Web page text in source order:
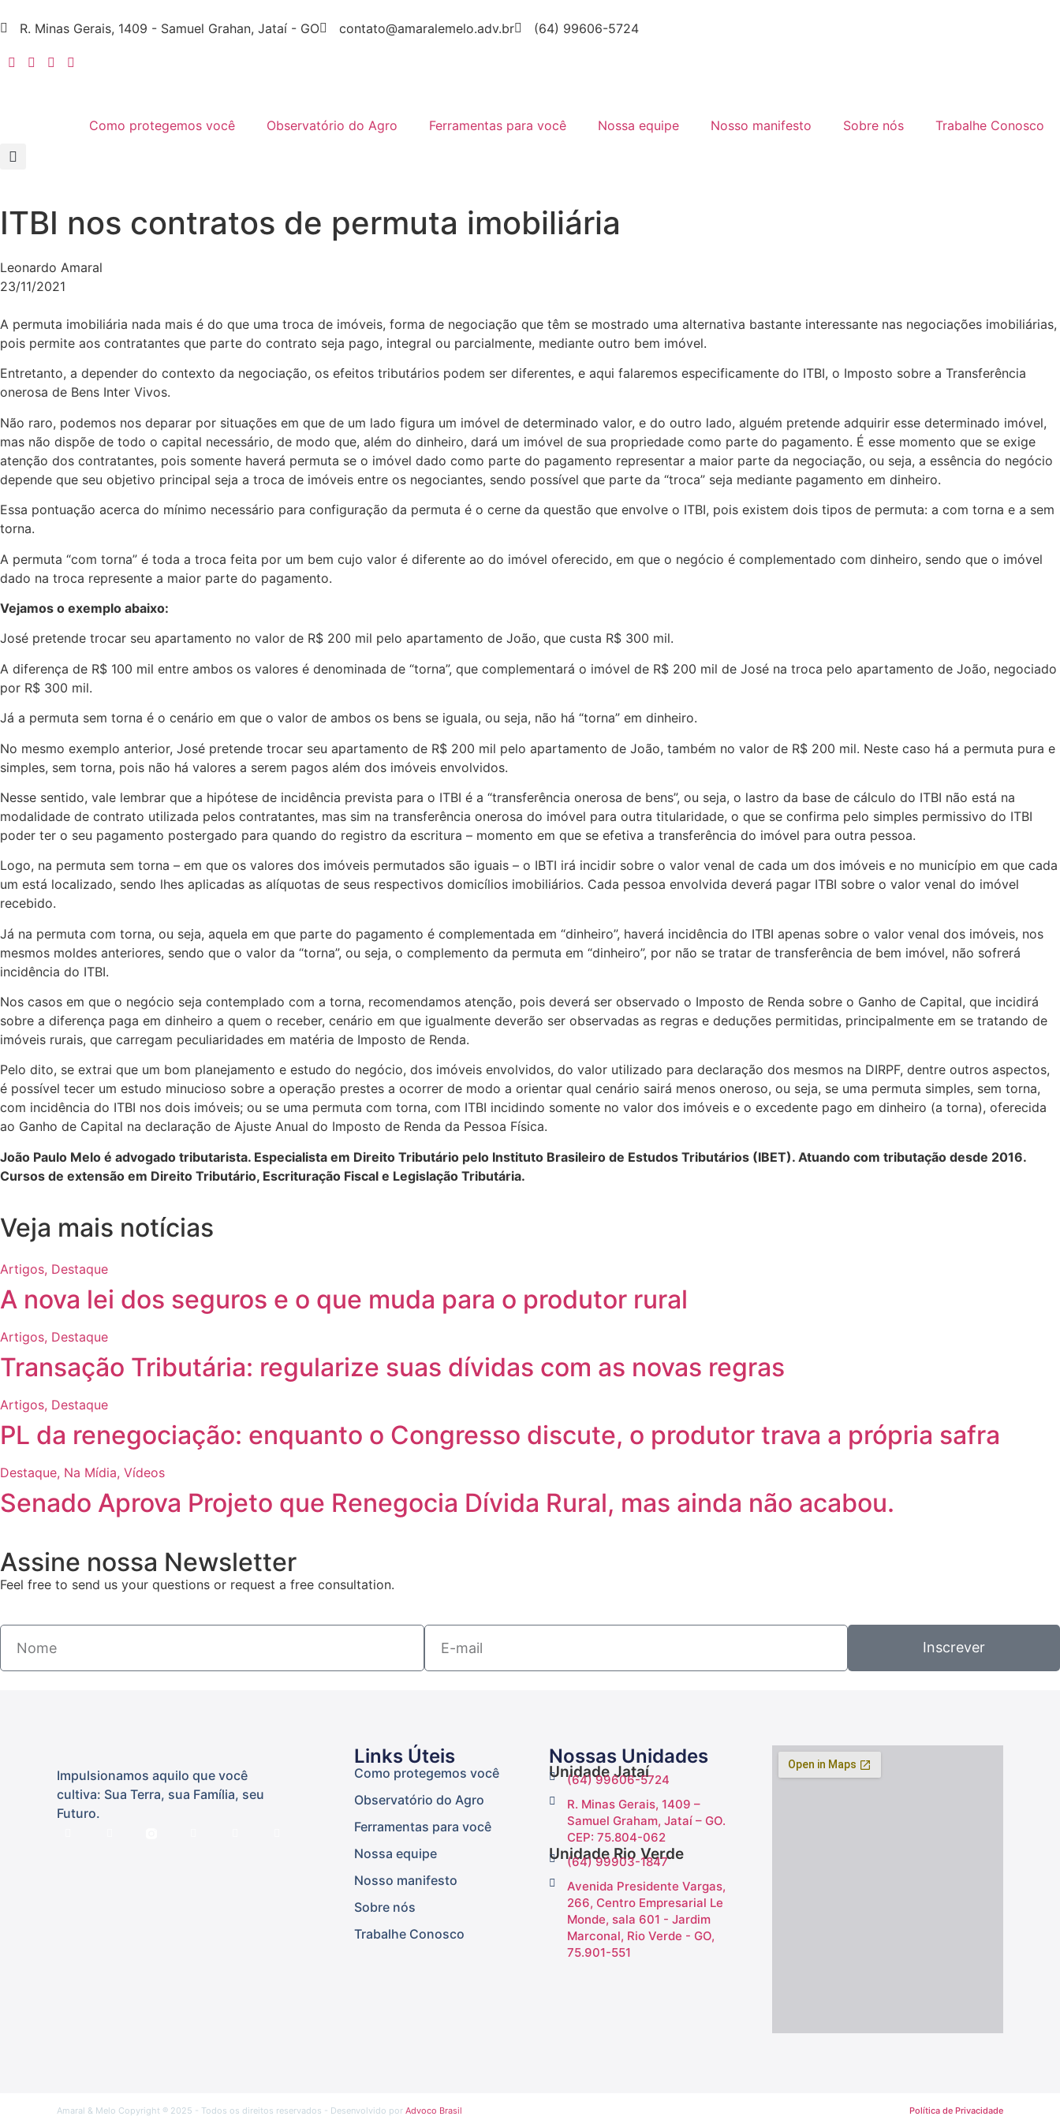
R. Minas Gerais, 1409 - Samuel Grahan, Jataí - GO contato@amaralemelo.adv.br (64) 99606-5724
Como protegemos você Observatório do Agro Ferramentas para você Nossa equipe Nosso manifesto Sobre nós Trabalhe Conosco
ITBI nos contratos de permuta imobiliária
Leonardo Amaral
23/11/2021
A permuta imobiliária nada mais é do que uma troca de imóveis, forma de negociação que têm se mostrado uma alternativa bastante interessante nas negociações imobiliárias,
pois permite aos contratantes que parte do contrato seja pago, integral ou parcialmente, mediante outro bem imóvel.
Entretanto, a depender do contexto da negociação, os efeitos tributários podem ser diferentes, e aqui falaremos especificamente do ITBI, o Imposto sobre a Transferência
onerosa de Bens Inter Vivos.
Não raro, podemos nos deparar por situações em que de um lado figura um imóvel de determinado valor, e do outro lado, alguém pretende adquirir esse determinado imóvel,
mas não dispõe de todo o capital necessário, de modo que, além do dinheiro, dará um imóvel de sua propriedade como parte do pagamento. É esse momento que se exige
atenção dos contratantes, pois somente haverá permuta se o imóvel dado como parte do pagamento representar a maior parte da negociação, ou seja, a essência do negócio
depende que seu objetivo principal seja a troca de imóveis entre os negociantes, sendo possível que parte da “troca” seja mediante pagamento em dinheiro.
Essa pontuação acerca do mínimo necessário para configuração da permuta é o cerne da questão que envolve o ITBI, pois existem dois tipos de permuta: a com torna e a sem
torna.
A permuta “com torna” é toda a troca feita por um bem cujo valor é diferente ao do imóvel oferecido, em que o negócio é complementado com dinheiro, sendo que o imóvel
dado na troca represente a maior parte do pagamento.
Vejamos o exemplo abaixo:
José pretende trocar seu apartamento no valor de R$ 200 mil pelo apartamento de João, que custa R$ 300 mil.
A diferença de R$ 100 mil entre ambos os valores é denominada de “torna”, que complementará o imóvel de R$ 200 mil de José na troca pelo apartamento de João, negociado
por R$ 300 mil.
Já a permuta sem torna é o cenário em que o valor de ambos os bens se iguala, ou seja, não há “torna” em dinheiro.
No mesmo exemplo anterior, José pretende trocar seu apartamento de R$ 200 mil pelo apartamento de João, também no valor de R$ 200 mil. Neste caso há a permuta pura e
simples, sem torna, pois não há valores a serem pagos além dos imóveis envolvidos.
Nesse sentido, vale lembrar que a hipótese de incidência prevista para o ITBI é a “transferência onerosa de bens”, ou seja, o lastro da base de cálculo do ITBI não está na
modalidade de contrato utilizada pelos contratantes, mas sim na transferência onerosa do imóvel para outra titularidade, o que se confirma pelo simples permissivo do ITBI
poder ter o seu pagamento postergado para quando do registro da escritura – momento em que se efetiva a transferência do imóvel para outra pessoa.
Logo, na permuta sem torna – em que os valores dos imóveis permutados são iguais – o IBTI irá incidir sobre o valor venal de cada um dos imóveis e no município em que cada
um está localizado, sendo lhes aplicadas as alíquotas de seus respectivos domicílios imobiliários. Cada pessoa envolvida deverá pagar ITBI sobre o valor venal do imóvel
recebido.
Já na permuta com torna, ou seja, aquela em que parte do pagamento é complementada em “dinheiro”, haverá incidência do ITBI apenas sobre o valor venal dos imóveis, nos
mesmos moldes anteriores, sendo que o valor da “torna”, ou seja, o complemento da permuta em “dinheiro”, por não se tratar de transferência de bem imóvel, não sofrerá
incidência do ITBI.
Nos casos em que o negócio seja contemplado com a torna, recomendamos atenção, pois deverá ser observado o Imposto de Renda sobre o Ganho de Capital, que incidirá
sobre a diferença paga em dinheiro a quem o receber, cenário em que igualmente deverão ser observadas as regras e deduções permitidas, principalmente em se tratando de
imóveis rurais, que carregam peculiaridades em matéria de Imposto de Renda.
Pelo dito, se extrai que um bom planejamento e estudo do negócio, dos imóveis envolvidos, do valor utilizado para declaração dos mesmos na DIRPF, dentre outros aspectos,
é possível tecer um estudo minucioso sobre a operação prestes a ocorrer de modo a orientar qual cenário sairá menos oneroso, ou seja, se uma permuta simples, sem torna,
com incidência do ITBI nos dois imóveis; ou se uma permuta com torna, com ITBI incidindo somente no valor dos imóveis e o excedente pago em dinheiro (a torna), oferecida
ao Ganho de Capital na declaração de Ajuste Anual do Imposto de Renda da Pessoa Física.
João Paulo Melo é advogado tributarista. Especialista em Direito Tributário pelo Instituto Brasileiro de Estudos Tributários (IBET). Atuando com tributação desde 2016.
Cursos de extensão em Direito Tributário, Escrituração Fiscal e Legislação Tributária.
Veja mais notícias
Artigos, Destaque
A nova lei dos seguros e o que muda para o produtor rural
Artigos, Destaque
Transação Tributária: regularize suas dívidas com as novas regras
Artigos, Destaque
PL da renegociação: enquanto o Congresso discute, o produtor trava a própria safra
Destaque, Na Mídia, Vídeos
Senado Aprova Projeto que Renegocia Dívida Rural, mas ainda não acabou.
Assine nossa Newsletter
Feel free to send us your questions or request a free consultation.
Inscrever
Impulsionamos aquilo que você
cultiva: Sua Terra, sua Família, seu
Futuro.
Links Úteis
Como protegemos você
Observatório do Agro
Ferramentas para você
Nossa equipe
Nosso manifesto
Sobre nós
Trabalhe Conosco
Nossas Unidades
Unidade Jataí
(64) 99606-5724
R. Minas Gerais, 1409 –
Samuel Graham, Jataí – GO.
CEP: 75.804-062
Unidade Rio Verde
(64) 99903-1847
Avenida Presidente Vargas,
266, Centro Empresarial Le
Monde, sala 601 - Jardim
Marconal, Rio Verde - GO,
75.901-551
Amaral & Melo Copyright ® 2025 - Todos os direitos reservados - Desenvolvido por Advoco Brasil Política de Privacidade